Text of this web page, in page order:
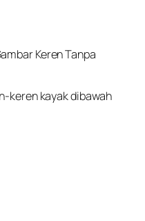
Keren Tanpa
keren kayak dibawah